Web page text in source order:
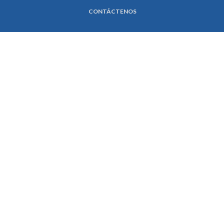
CONTÁCTENOS